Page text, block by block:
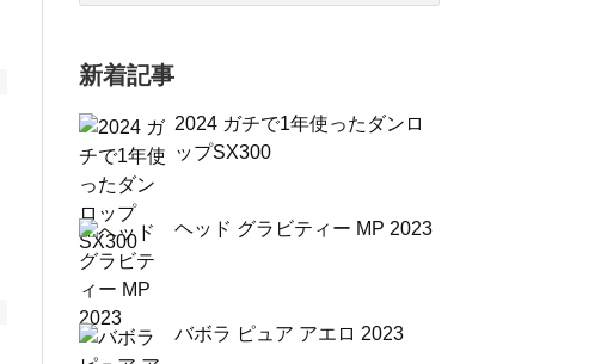
新着記事
2024 ガチで1年使ったダンロ
ップSX300
ヘッド グラビティー MP 2023
バボラ ピュア アエロ 2023